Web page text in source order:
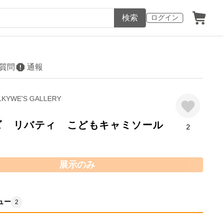
ログイン
検索
問 通報
GALLERY
リバティ こどもキャミソール 2
展示のみ
ー 2